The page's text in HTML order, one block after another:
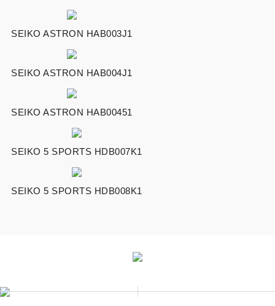
SEIKO ASTRON HAB003J1
SEIKO ASTRON HAB004J1
SEIKO ASTRON HAB00451
SEIKO 5 SPORTS HDB007K1
SEIKO 5 SPORTS HDB008K1